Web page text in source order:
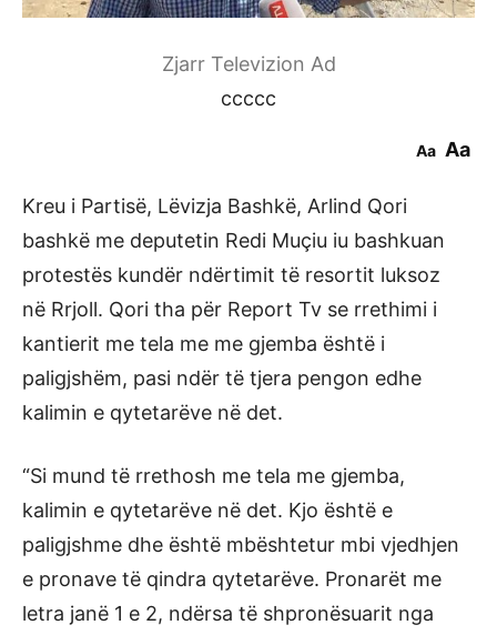
Zjarr Televizion Ad
ccccc
Aa Aa
Kreu i Partisë, Lëvizja Bashkë, Arlind Qori
bashkë me deputetin Redi Muçiu iu bashkuan
protestës kundër ndërtimit të resortit luksoz
në Rrjoll. Qori tha për Report Tv se rrethimi i
kantierit me tela me me gjemba është i
paligjshëm, pasi ndër të tjera pengon edhe
kalimin e qytetarëve në det.
“Si mund të rrethosh me tela me gjemba,
kalimin e qytetarëve në det. Kjo është e
paligjshme dhe është mbështetur mbi vjedhjen
e pronave të qindra qytetarëve. Pronarët me
letra janë 1 e 2, ndërsa të shpronësuarit nga